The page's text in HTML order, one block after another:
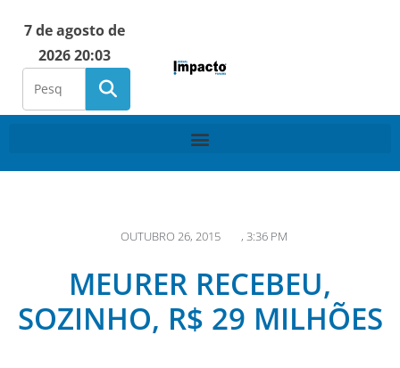
7 de agosto de
2026 20:03
OUTUBRO 26, 2015 , 3:36 PM
MEURER RECEBEU,
SOZINHO, R$ 29 MILHÕES